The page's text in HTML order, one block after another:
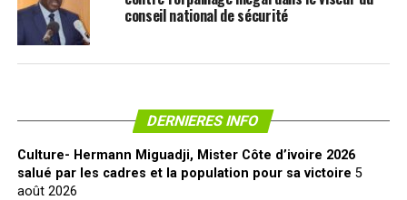
conseil national de sécurité
DERNIERES INFO
Culture- Hermann Miguadji, Mister Côte d’ivoire 2026
salué par les cadres et la population pour sa victoire 5
août 2026